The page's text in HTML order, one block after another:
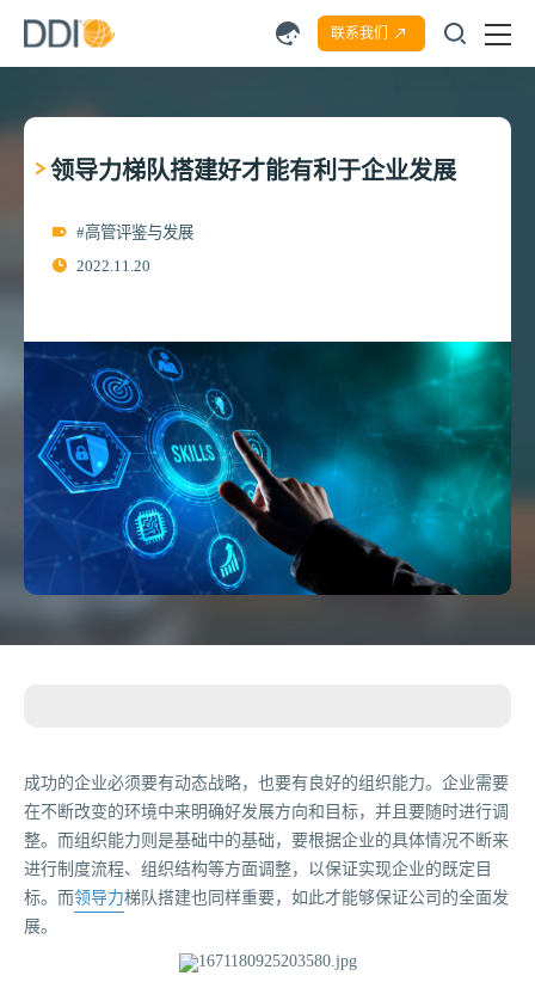
联系我们
领导力梯队搭建好才能有利于企业发展
#高管评鉴与发展
2022.11.20
成功的企业必须要有动态战略，也要有良好的组织能力。企业需要
在不断改变的环境中来明确好发展方向和目标，并且要随时进行调
整。而组织能力则是基础中的基础，要根据企业的具体情况不断来
进行制度流程、组织结构等方面调整，以保证实现企业的既定目
标。而领导力梯队搭建也同样重要，如此才能够保证公司的全面发
展。